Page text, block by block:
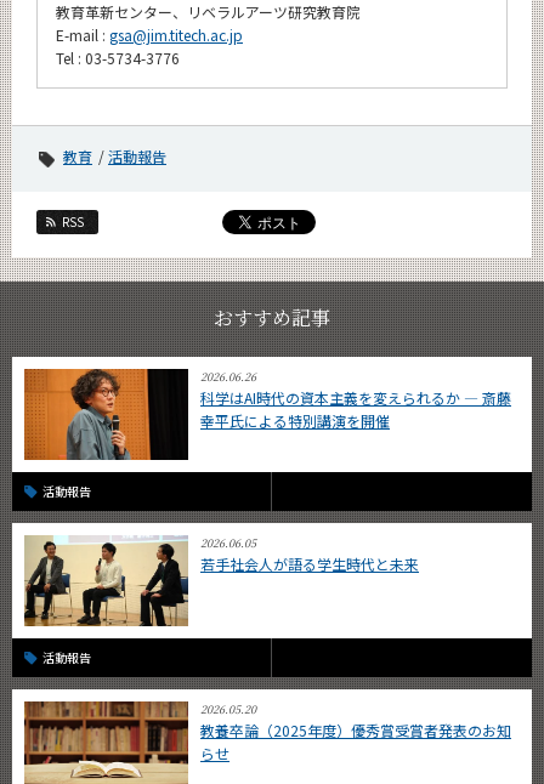
教育革新センター、リベラルアーツ研究教育院
E-mail : gsa@jim.titech.ac.jp
Tel : 03-5734-3776
教育 活動報告
RSS
おすすめ記事
2026.06.26
科学はAI時代の資本主義を変えられるか ― 斎藤
幸平氏による特別講演を開催
活動報告
2026.06.05
若手社会人が語る学生時代と未来
活動報告
2026.05.20
教養卒論（2025年度）優秀賞受賞者発表のお知
らせ